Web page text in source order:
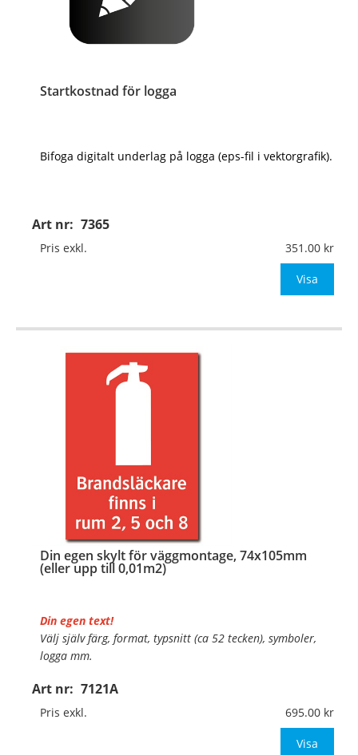
Startkostnad för logga
Art nr: 7365
Bifoga digitalt underlag på logga (eps-fil i vektorgrafik).
Pris exkl. 351.00
Visa
Din egen skylt för väggmontage, 74x105mm
(eller upp till 0,01m2)
Art nr: 7121A
Din egen text!
Välj själv färg, format, typsnitt (ca 52 tecken), symboler,
logga mm.
Material:Plan aluminium, 0,7mm (väggmontage)
Mått:74x105mm (eller annat mått upp till 0,01m²)
Pris exkl. 695.00
Visa